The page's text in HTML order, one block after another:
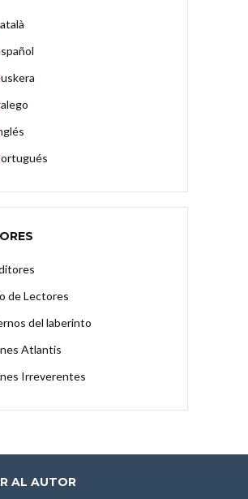
de Lectores
del laberinto
Atlantis
Irreverentes
AL AUTOR